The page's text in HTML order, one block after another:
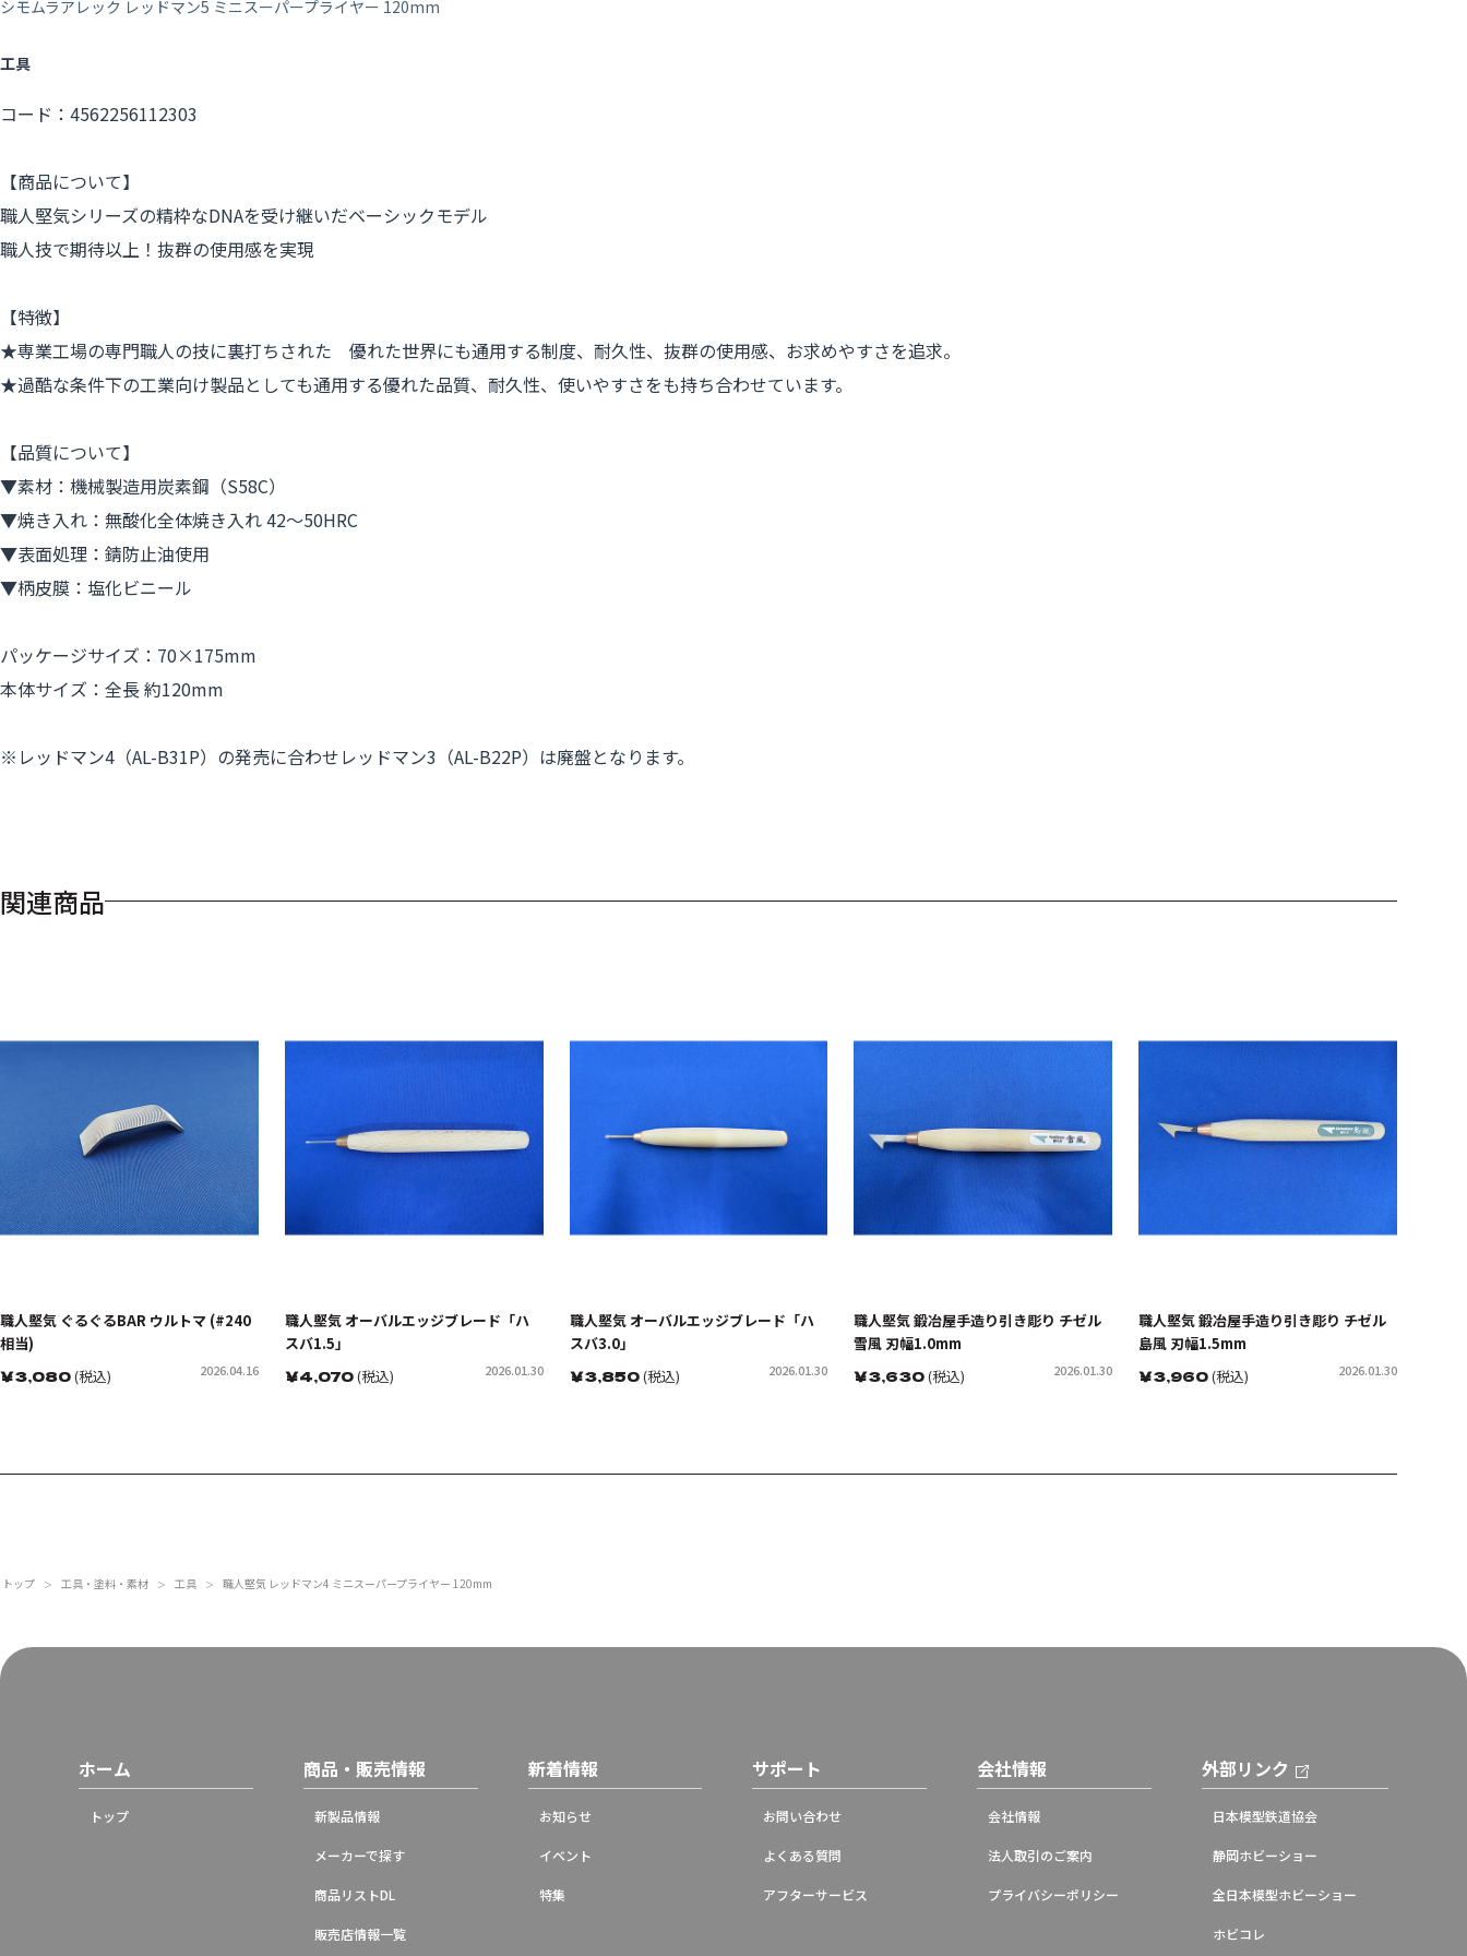
シモムラアレック レッドマン5 ミニスーパープライヤー 120mm
工具
コード：4562256112303
【商品について】
職人堅気シリーズの精枠なDNAを受け継いだベーシックモデル
職人技で期待以上！抜群の使用感を実現
【特徴】
★専業工場の専門職人の技に裏打ちされた 優れた世界にも通用する制度、耐久性、抜群の使用感、お求めやすさを追求。
★過酷な条件下の工業向け製品としても通用する優れた品質、耐久性、使いやすさをも持ち合わせています。
【品質について】
▼素材：機械製造用炭素鋼（S58C）
▼焼き入れ：無酸化全体焼き入れ 42～50HRC
▼表面処理：錆防止油使用
▼柄皮膜：塩化ビニール
パッケージサイズ：70×175mm
本体サイズ：全長 約120mm
※レッドマン4（AL-B31P）の発売に合わせレッドマン3（AL-B22P）は廃盤となります。
関連商品
職人堅気 ぐるぐるBAR ウルトマ (#240
相当)
￥3,080(税込) 2026.04.16
職人堅気 オーバルエッジブレード「ハ
スバ1.5」
￥4,070(税込) 2026.01.30
職人堅気 オーバルエッジブレード「ハ
スバ3.0」
￥3,850(税込) 2026.01.30
職人堅気 鍛冶屋手造り引き彫り チゼル
雪風 刃幅1.0mm
￥3,630(税込) 2026.01.30
職人堅気 鍛冶屋手造り引き彫り チゼル
島風 刃幅1.5mm
￥3,960(税込) 2026.01.30
トップ ＞ 工具・塗料・素材 ＞ 工具 ＞ 職人堅気 レッドマン4 ミニスーパープライヤー 120mm
ホーム
トップ
商品・販売情報
新製品情報
メーカーで探す
商品リストDL
販売店情報一覧
新着情報
お知らせ
イベント
特集
サポート
お問い合わせ
よくある質問
アフターサービス
会社情報
会社情報
法人取引のご案内
プライバシーポリシー
外部リンク
日本模型鉄道協会
静岡ホビーショー
全日本模型ホビーショー
ホビコレ